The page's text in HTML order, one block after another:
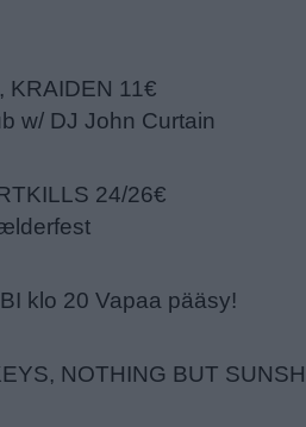
KRAIDEN 11€
w/ DJ John Curtain
24/26€
klo 20 Vapaa pääsy!
NOTHING BUT